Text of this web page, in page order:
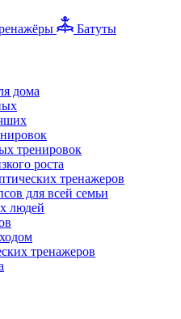
Батуты
дома
тренировок
роста
тренажеров
для всей семьи
людей
тренажеров